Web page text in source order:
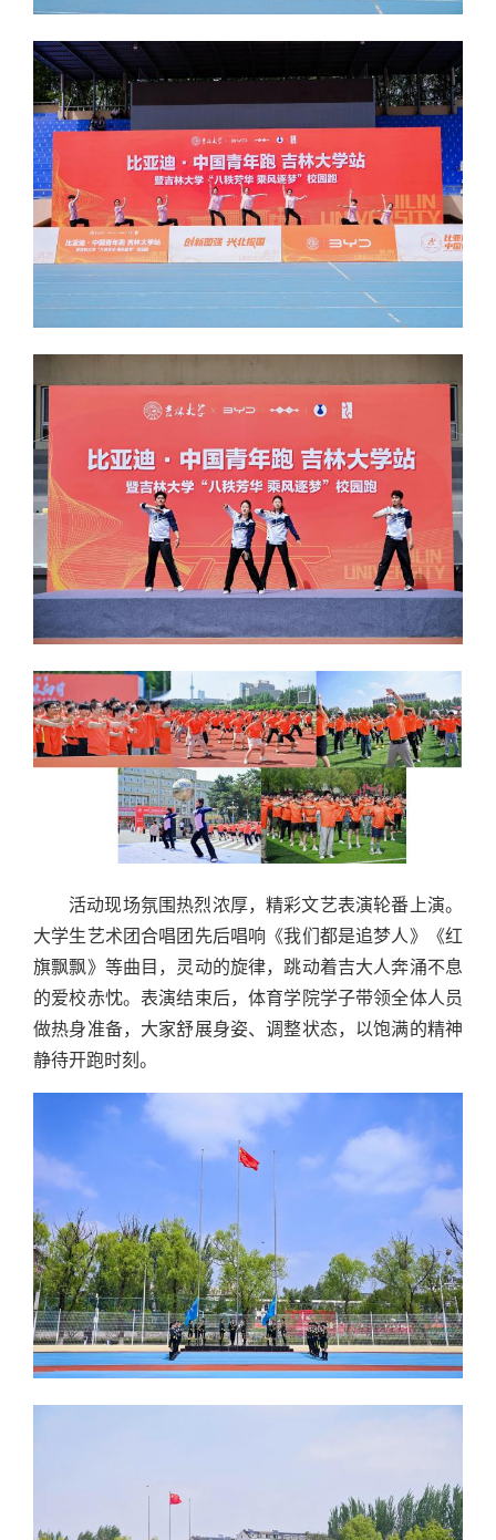
活动现场氛围热烈浓厚，精彩文艺表演轮番上演。
大学生艺术团合唱团先后唱响《我们都是追梦人》《红
旗飘飘》等曲目，灵动的旋律，跳动着吉大人奔涌不息
的爱校赤忱。表演结束后，体育学院学子带领全体人员
做热身准备，大家舒展身姿、调整状态，以饱满的精神
静待开跑时刻。